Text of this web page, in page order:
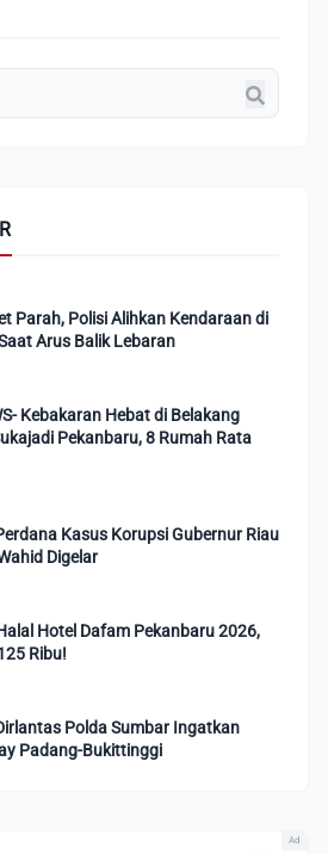
Parah, Polisi Alihkan Kendaraan di
Arus Balik Lebaran
Kebakaran Hebat di Belakang
Pekanbaru, 8 Rumah Rata
Kasus Korupsi Gubernur Riau
Digelar
Hotel Dafam Pekanbaru 2026,
Ribu!
Polda Sumbar Ingatkan
Padang-Bukittinggi
Ad